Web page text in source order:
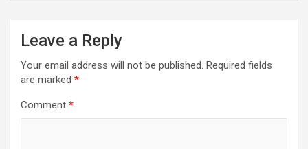
Leave a Reply
Your email address will not be published. Required fields
are marked *
Comment *